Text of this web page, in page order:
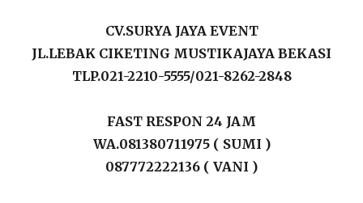
CV.SURYA JAYA EVENT
JL.LEBAK CIKETING MUSTIKAJAYA BEKASI
TLP.021-2210-5555/021-8262-2848
FAST RESPON 24 JAM
WA.081380711975 ( SUMI )
087772222136 ( VANI )